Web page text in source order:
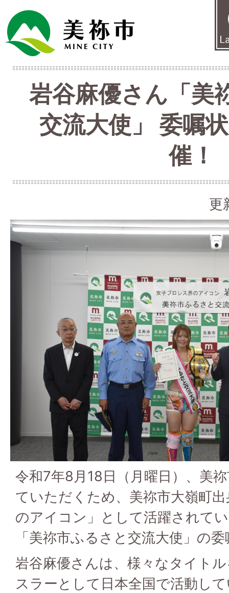
岩谷麻優さん「美
交流大使」 委嘱
催！
更
令和7年8月18日（月曜日）、美
ていただくため、美祢市大嶺町
のアイコン」として活躍されて
「美祢市ふるさと交流大使」の
岩谷麻優さんは、様々なタイト
スラーとして日本全国で活動し